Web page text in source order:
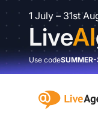
1 July – 31st
LiveAI
Use code
:site.title